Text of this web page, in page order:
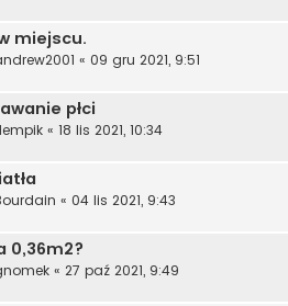
miejscu.
« 09 gru 2021, 9:51
płci
« 18 lis 2021, 10:34
« 04 lis 2021, 9:43
0,36m2?
« 27 paź 2021, 9:49